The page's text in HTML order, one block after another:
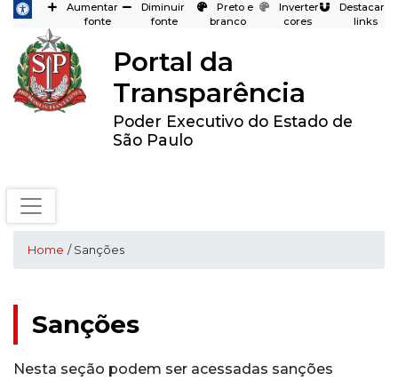
Aumentar
fonte
Diminuir
fonte
Preto e
branco
Inverter
cores
Destacar
links
Portal da
Transparência
Poder Executivo do Estado de
São Paulo
Home / Sanções
Sanções
Nesta seção podem ser acessadas sanções